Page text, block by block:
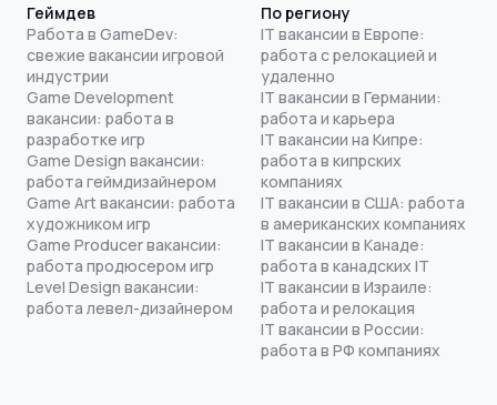
Геймдев
Работа в GameDev:
свежие вакансии игровой
индустрии
Game Development
вакансии: работа в
разработке игр
Game Design вакансии:
работа геймдизайнером
Game Art вакансии: работа
художником игр
Game Producer вакансии:
работа продюсером игр
Level Design вакансии:
работа левел-дизайнером
По региону
IT вакансии в Европе:
работа с релокацией и
удаленно
IT вакансии в Германии:
работа и карьера
IT вакансии на Кипре:
работа в кипрских
компаниях
IT вакансии в США: работа
в американских компаниях
IT вакансии в Канаде:
работа в канадских IT
IT вакансии в Израиле:
работа и релокация
IT вакансии в России:
работа в РФ компаниях